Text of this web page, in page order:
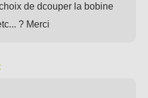
de dcouper la bobine
? Merci